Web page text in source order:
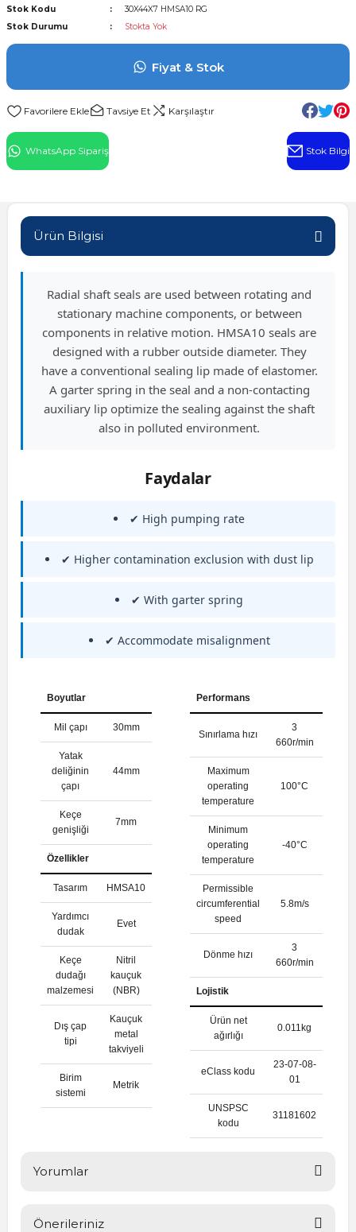
Rulman
Stok Kodu
30X44X7 HMSA10 RG
Stok Durumu
Stokta Yok
Fiyat & Stok
Tavsiye Et Karşılaştır
WhatsApp Sipariş Stok Bilgi
Ürün Bilgisi
Radial shaft seals are used between rotating and
stationary machine components, or between
components in relative motion. HMSA10 seals are
designed with a rubber outside diameter. They
have a conventional sealing lip made of elastomer.
A garter spring in the seal and a non-contacting
auxiliary lip optimize the sealing against the shaft
also in polluted environment.
Faydalar
✔ High pumping rate
✔ Higher contamination exclusion with dust lip
✔ With garter spring
✔ Accommodate misalignment
Boyutlar
Mil çapı 30mm
Yatak
deliğinin
çapı
44mm
Keçe
genişliği
7mm
Özellikler
Tasarım HMSA10
Yardımcı
dudak
Evet
Keçe
dudağı
malzemesi
Nitril
kauçuk
(NBR)
Dış çap
tipi
Kauçuk
metal
takviyeli
Birim
sistemi
Metrik
Performans
Sınırlama hızı
3
660r/min
Maximum
operating
temperature
100°C
Minimum
operating
temperature
-40°C
Permissible
circumferential
speed
5.8m/s
Dönme hızı
3
660r/min
Lojistik
Ürün net
ağırlığı
0.011kg
eClass kodu
23-07-08-
01
UNSPSC
kodu
31181602
Yorumlar
Önerileriniz